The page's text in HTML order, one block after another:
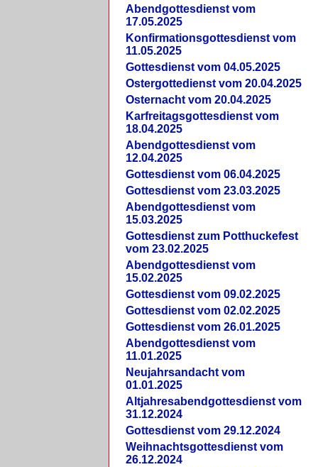
Abendgottesdienst vom
17.05.2025
Konfirmationsgottesdienst vom
11.05.2025
Gottesdienst vom 04.05.2025
Ostergottedienst vom 20.04.2025
Osternacht vom 20.04.2025
Karfreitagsgottesdienst vom
18.04.2025
Abendgottesdienst vom
12.04.2025
Gottesdienst vom 06.04.2025
Gottesdienst vom 23.03.2025
Abendgottesdienst vom
15.03.2025
Gottesdienst zum Potthuckefest
vom 23.02.2025
Abendgottesdienst vom
15.02.2025
Gottesdienst vom 09.02.2025
Gottesdienst vom 02.02.2025
Gottesdienst vom 26.01.2025
Abendgottesdienst vom
11.01.2025
Neujahrsandacht vom
01.01.2025
Altjahresabendgottesdienst vom
31.12.2024
Gottesdienst vom 29.12.2024
Weihnachtsgottesdienst vom
26.12.2024